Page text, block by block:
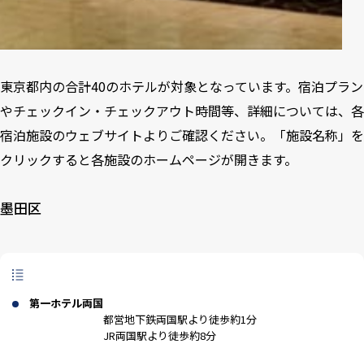
東京都内の合計40のホテルが対象となっています。宿泊プラン
やチェックイン・チェックアウト時間等、詳細については、各
宿泊施設のウェブサイトよりご確認ください。「施設名称」を
クリックすると各施設のホームページが開きます。
墨田区
第一ホテル両国
都営地下鉄両国駅より徒歩約1分
JR両国駅より徒歩約8分